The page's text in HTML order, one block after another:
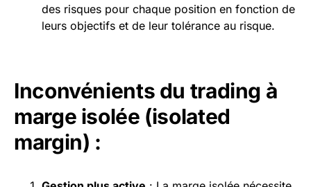
des risques pour chaque position en fonction de
leurs objectifs et de leur tolérance au risque.
Inconvénients du trading à
marge isolée (isolated
margin) :